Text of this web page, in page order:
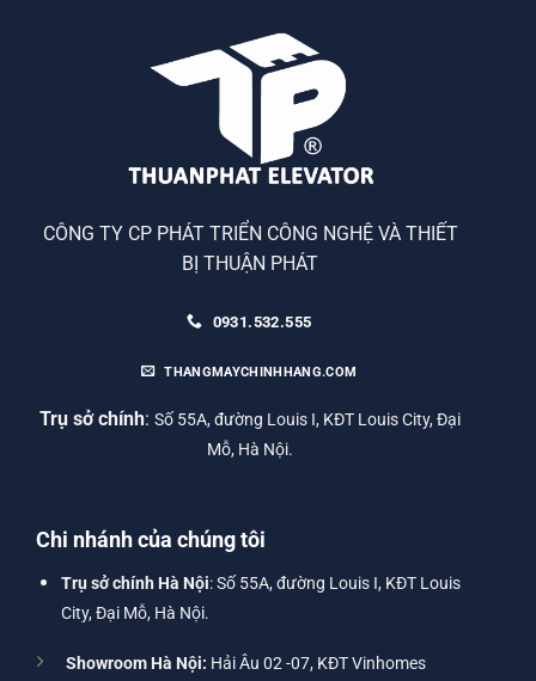
CÔNG TY CP PHÁT TRIỂN CÔNG NGHỆ VÀ THIẾT
BỊ THUẬN PHÁT
0931.532.555
THANGMAYCHINHHANG.COM
Trụ sở chính: Số 55A, đường Louis I, KĐT Louis City, Đại
Mỗ, Hà Nội.
Chi nhánh của chúng tôi
Trụ sở chính Hà Nội: Số 55A, đường Louis I, KĐT Louis
City, Đại Mỗ, Hà Nội.
Showroom Hà Nội: Hải Âu 02 -07, KĐT Vinhomes